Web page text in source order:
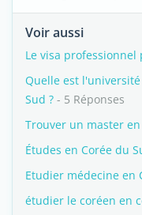
Voir aussi
Le visa professionnel
Quelle est
Sud ? - 5 Réponses
Trouver un master
Études en Corée du
Etudier médecine en
étudier le coréen en